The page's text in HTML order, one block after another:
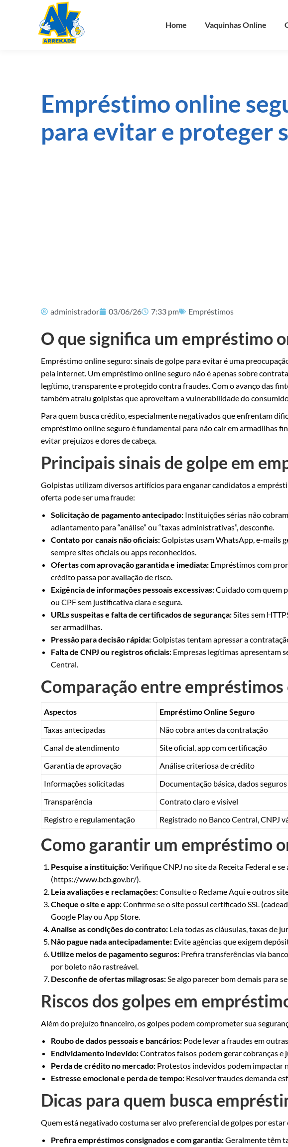
Home Vaquinhas Online
Empréstimo online
para evitar e proteger
administrador 03/06/26 7:33 pm Empréstimos
O que significa um empréstimo
Empréstimo online seguro: sinais de golpe para evitar é uma
pela internet. Um empréstimo online seguro não é apenas sobre
legítimo, transparente e protegido contra fraudes. Com o avanço das
também atraiu golpistas que aproveitam a vulnerabilidade do
Para quem busca crédito, especialmente negativados que enfrentam
empréstimo online seguro é fundamental para não cair em armadilhas
evitar prejuízos e dores de cabeça.
Principais sinais de golpe em
Golpistas utilizam diversos artifícios para enganar candidatos a
oferta pode ser uma fraude:
Solicitação de pagamento antecipado: Instituições sérias não
adiantamento para “análise” ou “taxas administrativas”, desconfie.
Contato por canais não oficiais:Golpistas usam WhatsApp, e-mails
sempre sites oficiais ou apps reconhecidos.
Ofertas com aprovação garantida e imediata: Empréstimos com
crédito passa por avaliação de risco.
Exigência de informações pessoais excessivas:Cuidado com quem
ou CPF sem justificativa clara e segura.
URLs suspeitas e falta de certificados de segurança:Sites sem
ser armadilhas.
Pressão para decisão rápida:Golpistas tentam apressar a
Falta de CNPJ ou registros oficiais: Empresas legítimas apresentam
Central.
Comparação entre empréstimos
Aspectos Empréstimo Online Seguro
Taxas antecipadas
Não cobra antes da contratação
Canal de atendimento
Site oficial, app com certificação
Garantia de aprovação
Análise criteriosa de crédito
Informações solicitadas
Documentação básica, dados seguros
Transparência
Contrato claro e visível
Registro e regulamentação
Registrado no Banco Central, CNPJ
Como garantir um empréstimo
Pesquise a instituição:Verifique CNPJ no site da Receita Federal e
(https://www.bcb.gov.br/).
Leia avaliações e reclamações:Consulte o Reclame Aqui e outros
Cheque o site e app:Confirme se o site possui certificado SSL
Google Play ou App Store.
Analise as condições do contrato: Leia todas as cláusulas, taxas de
Não pague nada antecipadamente: Evite agências que exigem
Utilize meios de pagamento seguros: Prefira transferências via
por boleto não rastreável.
Desconfie de ofertas milagrosas:Se algo parecer bom demais para
Riscos dos golpes em
Além do prejuízo financeiro, os golpes podem comprometer sua
Roubo de dados pessoais e bancários: Pode levar a fraudes em
Endividamento indevido:Contratos falsos podem gerar cobranças e
Perda de crédito no mercado: Protestos indevidos podem impactar
Estresse emocional e perda de tempo: Resolver fraudes demanda
Dicas para quem busca
Quem está negativado costuma ser alvo preferencial de golpes por
Prefira empréstimos consignados e com garantia:Geralmente têm